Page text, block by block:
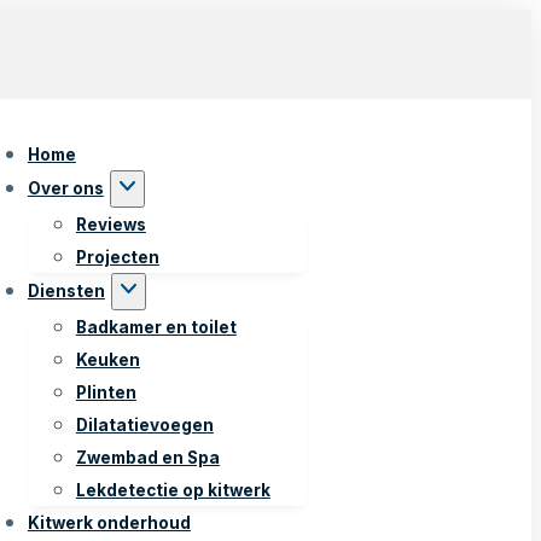
Home
Over ons
Reviews
Projecten
Diensten
Badkamer en toilet
Keuken
Plinten
Dilatatievoegen
Zwembad en Spa
Lekdetectie op kitwerk
Kitwerk onderhoud